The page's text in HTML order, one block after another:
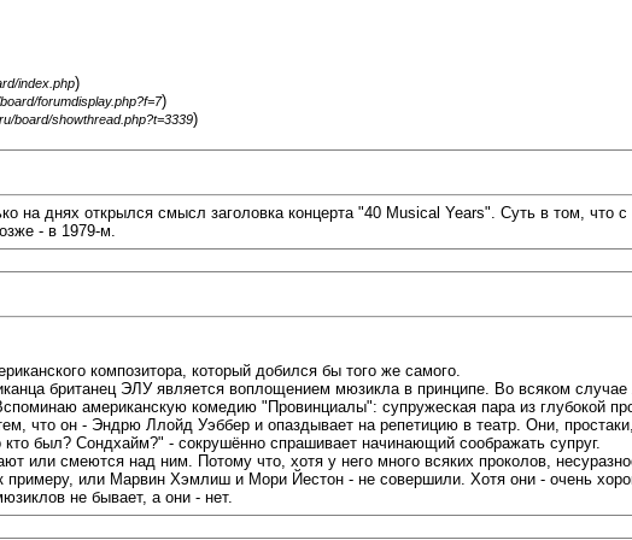
index.php)
forumdisplay.php?f=7)
board/showthread.php?t=3339)
на днях открылся смысл заголовка концерта "40 Musical Years". Суть в том,
- в 1979-м.
композитора, который добился бы того же самого.
британец ЭЛУ является воплощением мюзикла в принципе. Во всяком
американскую комедию "Провинциалы": супружеская пара из глубокой
что он - Эндрю Ллойд Уэббер и опаздывает на репетицию в театр. Они,
кто был? Сондхайм?" - сокрушённо спрашивает начинающий соображать супруг.
или смеются над ним. Потому что, хотя у него много всяких проколов,
или Марвин Хэмлиш и Мори Йестон - не совершили. Хотя они - очень
не бывает, а они - нет.